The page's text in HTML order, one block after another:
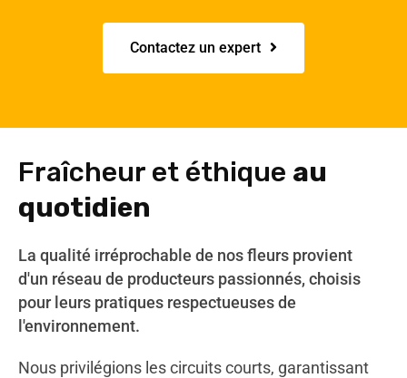
Contactez un expert
Fraîcheur et éthique au
quotidien
La qualité irréprochable de nos fleurs provient
d'un réseau de producteurs passionnés, choisis
pour leurs pratiques respectueuses de
l'environnement.
Nous privilégions les circuits courts, garantissant